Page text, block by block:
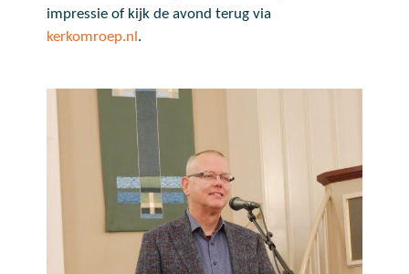
impressie of kijk de avond terug via
kerkomroep.nl .